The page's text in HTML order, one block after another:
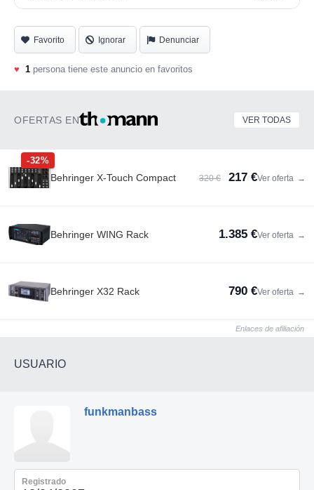
Pesa aproximadamente 240 Kgs.
Favorito Ignorar Denunciar
♥ 1 persona tiene este anuncio en favoritos
OFERTAS EN VER TODAS
-32%
Behringer X-Touch Compact 320 € 217 €Ver oferta →
Behringer WING Rack 1.385 €Ver oferta →
Behringer X32 Rack 790 €Ver oferta →
Enlaces de afiliación
USUARIO
funkmanbass
Registrado